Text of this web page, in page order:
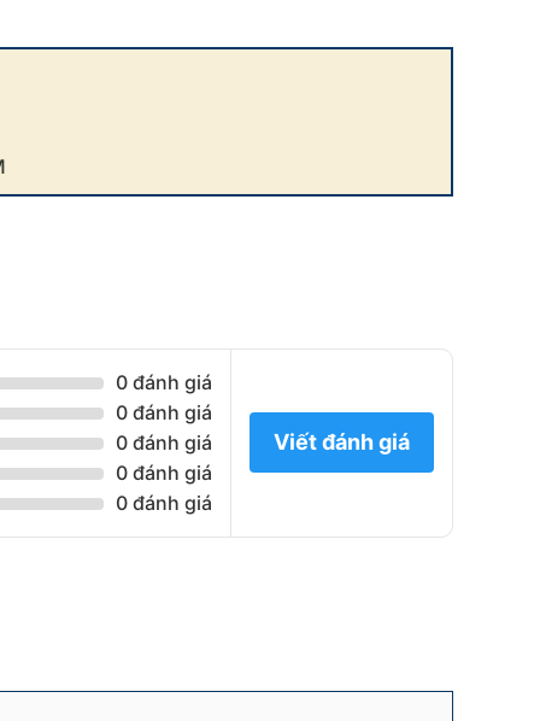
0 đánh giá
0 đánh giá
0 đánh giá
0 đánh giá
0 đánh giá
Viết đánh giá